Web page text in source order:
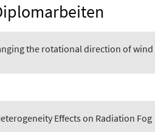
the rotational direction of
Effects on Radiation Fog